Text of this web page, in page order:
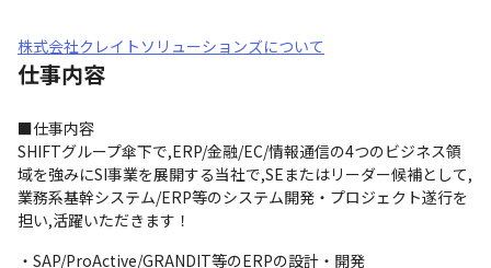
株式会社クレイトソリューションズについて
仕事内容
■仕事内容
SHIFTグループ傘下で,ERP/金融/EC/情報通信の4つのビジネス領
域を強みにSI事業を展開する当社で,SEまたはリーダー候補として,
業務系基幹システム/ERP等のシステム開発・プロジェクト遂行を
担い,活躍いただきます！
・SAP/ProActive/GRANDIT等のERPの設計・開発